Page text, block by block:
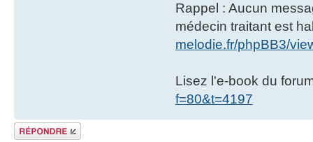
Rappel : Aucun
médecin traitant est
melodie.fr/phpBB3/
Lisez l'e-book du
f=80&t=4197
Répondre